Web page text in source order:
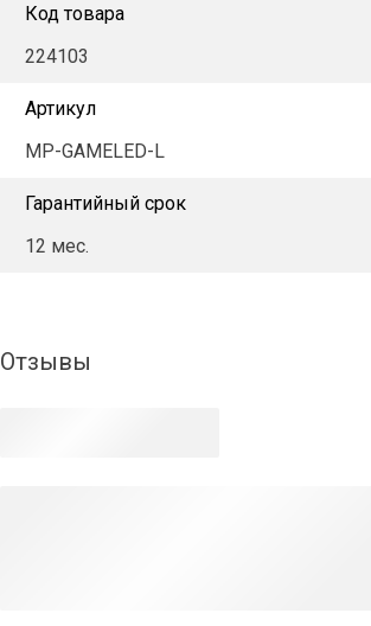
Код товара
224103
Артикул
MP-GAMELED-L
Гарантийный срок
12 мес.
Отзывы